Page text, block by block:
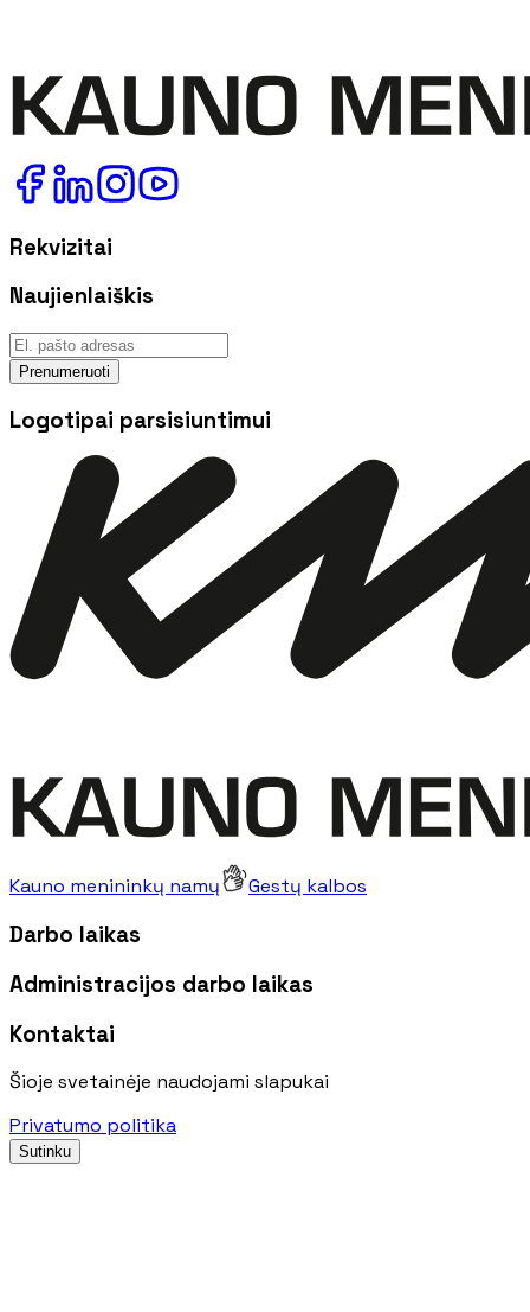
Rekvizitai
Naujienlaiškis
Prenumeruoti
Logotipai parsisiuntimui
Kauno menininkų namų Gestų kalbos
Darbo laikas
Administracijos darbo laikas
Kontaktai
Šioje svetainėje naudojami slapukai
Privatumo politika
Sutinku